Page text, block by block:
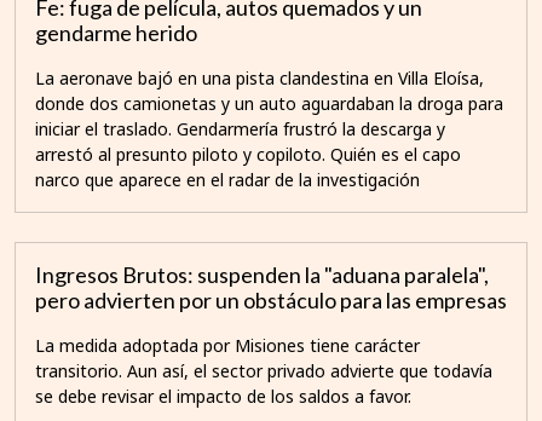
Fe: fuga de película, autos quemados y un
gendarme herido
La aeronave bajó en una pista clandestina en Villa Eloísa,
donde dos camionetas y un auto aguardaban la droga para
iniciar el traslado. Gendarmería frustró la descarga y
arrestó al presunto piloto y copiloto. Quién es el capo
narco que aparece en el radar de la investigación
Ingresos Brutos: suspenden la "aduana paralela",
pero advierten por un obstáculo para las empresas
La medida adoptada por Misiones tiene carácter
transitorio. Aun así, el sector privado advierte que todavía
se debe revisar el impacto de los saldos a favor.